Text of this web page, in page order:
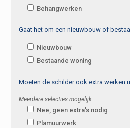
Behangwerken
Gaat het om een nieuwbouw of
Nieuwbouw
Bestaande woning
Moeten de schilder ook extra werken
Meerdere selecties mogelijk.
Nee, geen extra's nodig
Plamuurwerk